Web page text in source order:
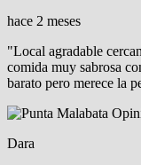
hace 2 meses
"Local agradable
comida muy sabrosa
barato pero merece la
Dara